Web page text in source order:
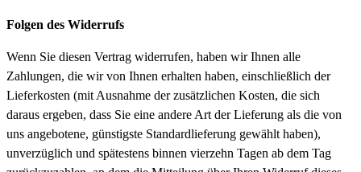
Folgen des Widerrufs
Wenn Sie diesen Vertrag widerrufen, haben wir Ihnen alle
Zahlungen, die wir von Ihnen erhalten haben, einschließlich der
Lieferkosten (mit Ausnahme der zusätzlichen Kosten, die sich
daraus ergeben, dass Sie eine andere Art der Lieferung als die von
uns angebotene, günstigste Standardlieferung gewählt haben),
unverzüglich und spätestens binnen vierzehn Tagen ab dem Tag